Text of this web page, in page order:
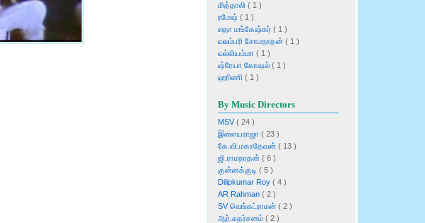
மித்தாலி ( 1 )
ரமேஷ் ( 1 )
லதா மங்கேஷ்கர் ( 1 )
வலம்பரி சோமநாதன் ( 1 )
வல்லியம்மா ( 1 )
ஷ்ரேயா கோஷல் ( 1 )
ஹரிணி ( 1 )
By Music Directors
MSV( 24 )
இளையராஜா ( 23 )
கே.வி.மகாதேவன் ( 13 )
ஜி.ராமநாதன் ( 6 )
குன்னக்குடி ( 5 )
Dilipkumar Roy ( 4 )
AR Rahman ( 2 )
SV வெங்கட்ராமன் ( 2 )
ஆர்.சுதர்சனம் ( 2 )